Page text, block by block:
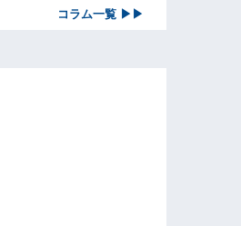
コラム一覧 ▶▶